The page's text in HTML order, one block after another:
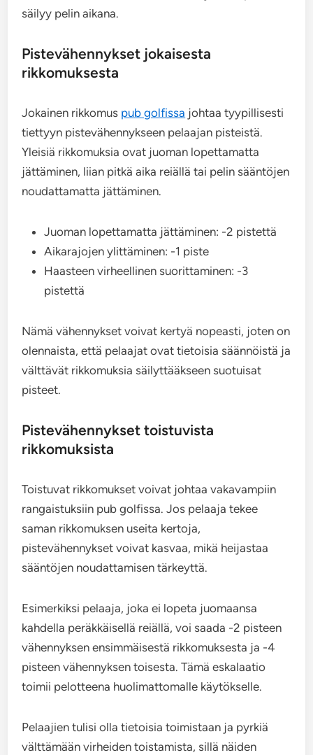
säilyy pelin aikana.
Pistevähennykset jokaisesta
rikkomuksesta
Jokainen rikkomus pub golfissa johtaa tyypillisesti
tiettyyn pistevähennykseen pelaajan pisteistä.
Yleisiä rikkomuksia ovat juoman lopettamatta
jättäminen, liian pitkä aika reiällä tai pelin sääntöjen
noudattamatta jättäminen.
Juoman lopettamatta jättäminen: -2 pistettä
Aikarajojen ylittäminen: -1 piste
Haasteen virheellinen suorittaminen: -3
pistettä
Nämä vähennykset voivat kertyä nopeasti, joten on
olennaista, että pelaajat ovat tietoisia säännöistä ja
välttävät rikkomuksia säilyttääkseen suotuisat
pisteet.
Pistevähennykset toistuvista
rikkomuksista
Toistuvat rikkomukset voivat johtaa vakavampiin
rangaistuksiin pub golfissa. Jos pelaaja tekee
saman rikkomuksen useita kertoja,
pistevähennykset voivat kasvaa, mikä heijastaa
sääntöjen noudattamisen tärkeyttä.
Esimerkiksi pelaaja, joka ei lopeta juomaansa
kahdella peräkkäisellä reiällä, voi saada -2 pisteen
vähennyksen ensimmäisestä rikkomuksesta ja -4
pisteen vähennyksen toisesta. Tämä eskalaatio
toimii pelotteena huolimattomalle käytökselle.
Pelaajien tulisi olla tietoisia toimistaan ja pyrkiä
välttämään virheiden toistamista, sillä näiden